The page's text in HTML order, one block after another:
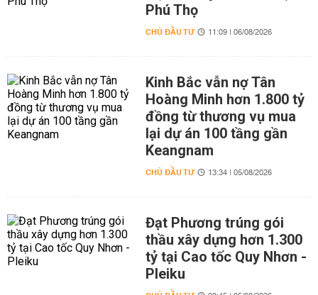
Phú Thọ
CHỦ ĐẦU TƯ 11:09 | 06/08/2026
Kinh Bắc vẫn nợ Tân
Hoàng Minh hơn 1.800 tỷ
đồng từ thương vụ mua
lại dự án 100 tầng gần
Keangnam
CHỦ ĐẦU TƯ 13:34 | 05/08/2026
Đạt Phương trúng gói
thầu xây dựng hơn 1.300
tỷ tại Cao tốc Quy Nhơn -
Pleiku